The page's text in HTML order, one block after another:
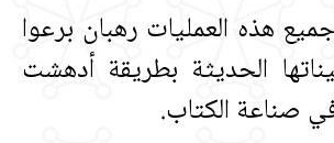
هذه العمليات رهبان برعوا
الحديثة بطريقة أدهشت
صناعة الكتاب‏.‏